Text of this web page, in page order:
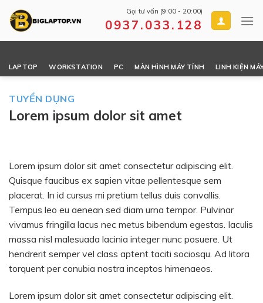
Gọi tư vấn (9:00 - 20:00)
0937.033.128
LAPTOP WORKSTATION PC MÀN HÌNH MÁY TÍNH LINH KIỆN
TUYỂN DỤNG
Lorem ipsum dolor sit amet
Lorem ipsum dolor sit amet consectetur adipiscing elit.
Quisque faucibus ex sapien vitae pellentesque sem
placerat. In id cursus mi pretium tellus duis convallis.
Tempus leo eu aenean sed diam urna tempor. Pulvinar
vivamus fringilla lacus nec metus bibendum egestas. Iaculis
massa nisl malesuada lacinia integer nunc posuere. Ut
hendrerit semper vel class aptent taciti sociosqu. Ad litora
torquent per conubia nostra inceptos himenaeos.
Lorem ipsum dolor sit amet consectetur adipiscing elit.